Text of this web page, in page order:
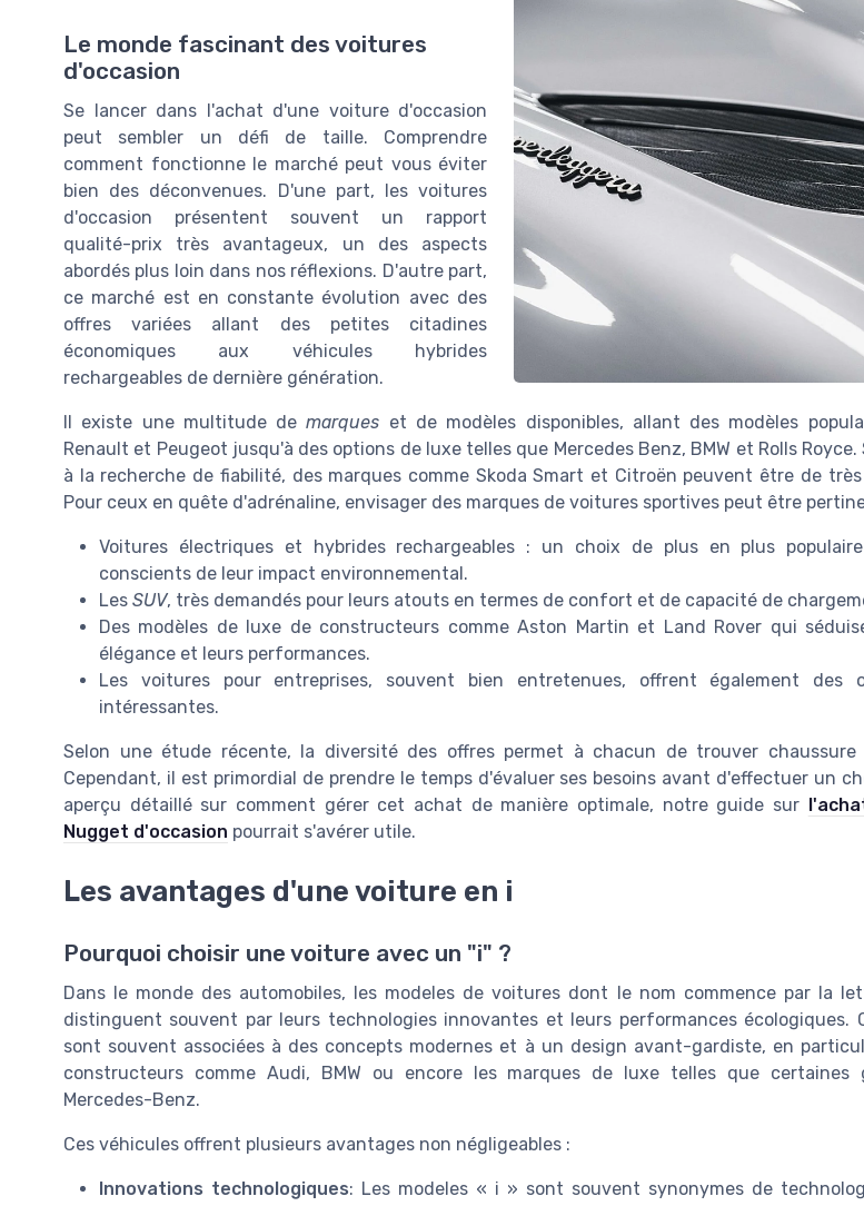
Le monde fascinant des voitures
d'occasion
Se lancer dans l'achat d'une voiture d'occasion
peut sembler un défi de taille. Comprendre
comment fonctionne le marché peut vous éviter
bien des déconvenues. D'une part, les voitures
d'occasion présentent souvent un rapport
qualité-prix très avantageux, un des aspects
abordés plus loin dans nos réflexions. D'autre part,
ce marché est en constante évolution avec des
offres variées allant des petites citadines
économiques aux véhicules hybrides
rechargeables de dernière génération.
Il existe une multitude demarques et de modèles disponibles, allant des modèles
Renault et Peugeot jusqu'à des options de luxe telles que Mercedes Benz, BMW et Rolls Royce.
à la recherche de fiabilité, des marques comme Skoda Smart et Citroën peuvent être de
Pour ceux en quête d'adrénaline, envisager des marques de voitures sportives peut être
Voitures électriques et hybrides rechargeables : un choix de plus en plus
conscients de leur impact environnemental.
Les SUV, très demandés pour leurs atouts en termes de confort et de capacité de
Des modèles de luxe de constructeurs comme Aston Martin et Land Rover qui
élégance et leurs performances.
Les voitures pour entreprises, souvent bien entretenues, offrent également des
intéressantes.
Selon une étude récente, la diversité des offres permet à chacun de trouver chaussure
Cependant, il est primordial de prendre le temps d'évaluer ses besoins avant d'effectuer un
aperçu détaillé sur comment gérer cet achat de manière optimale, notre guide sur
Nugget d'occasion pourrait s'avérer utile.
Les avantages d'une voiture en i
Pourquoi choisir une voiture avec un "i" ?
Dans le monde des automobiles, les modeles de voitures dont le nom commence par la
distinguent souvent par leurs technologies innovantes et leurs performances écologiques.
sont souvent associées à des concepts modernes et à un design avant-gardiste, en
constructeurs comme Audi, BMW ou encore les marques de luxe telles que certaines
Mercedes-Benz.
Ces véhicules offrent plusieurs avantages non négligeables :
Innovations technologiques: Les modeles « i » sont souvent synonymes de